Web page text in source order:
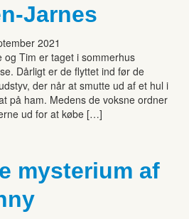
Jarnes
2021
og Tim er taget i sommerhus
Dårligt er de flyttet ind før de
der når at smutte ud af et hul i
på ham. Medens de voksne ordner
ud for at købe […]
mysterium af